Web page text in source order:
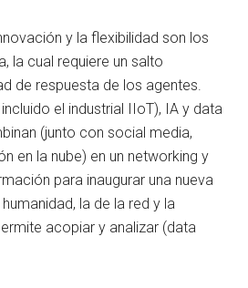
y la flexibilidad son los
la cual requiere un salto
de respuesta de los agentes.
el industrial IIoT), IA y data
(junto con social media,
en la nube) en un networking y
para inaugurar una nueva
la de la red y la
acopiar y analizar (data